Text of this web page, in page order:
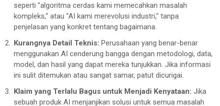
seperti "algoritma cerdas kami memecahkan masalah
kompleks," atau "AI kami merevolusi industri," tanpa
penjelasan yang konkret tentang bagaimana.
Kurangnya Detail Teknis: Perusahaan yang benar-benar
menggunakan AI cenderung bangga dengan metodologi, data,
model, dan hasil yang dapat mereka tunjukkan. Jika informasi
ini sulit ditemukan atau sangat samar, patut dicurigai.
Klaim yang Terlalu Bagus untuk Menjadi Kenyataan: Jika
sebuah produk AI menjanjikan solusi untuk semua masalah